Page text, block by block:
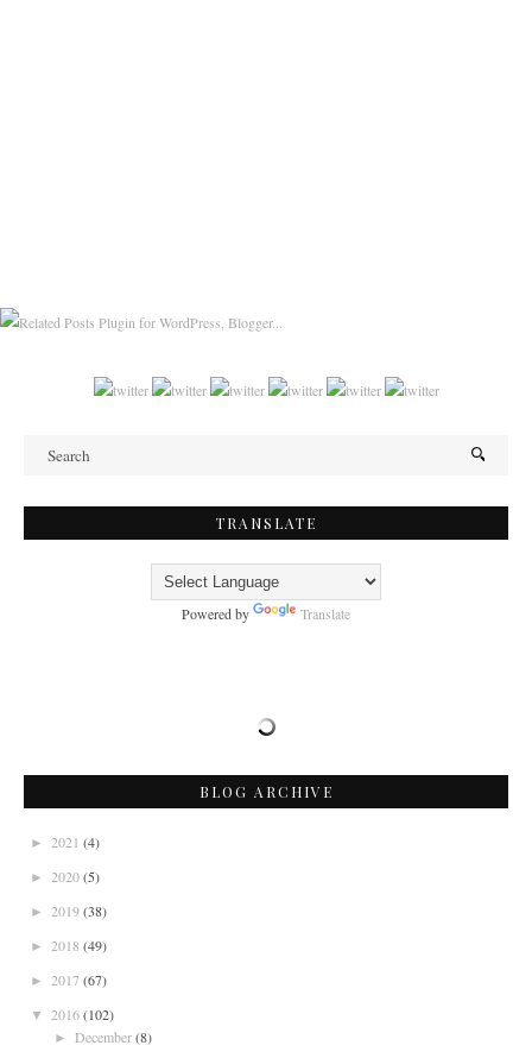
TRANSLATE
Powered by Translate
BLOG ARCHIVE
► 2021 (4)
► 2020(5)
► 2019(38)
► 2018 (49)
► 2017 (67)
▼ 2016(102)
► December(8)